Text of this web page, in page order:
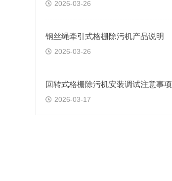
2026-03-26
钢丝绳牵引式格栅除污机产品说明
2026-03-26
回转式格栅除污机安装调试注意事项
2026-03-17